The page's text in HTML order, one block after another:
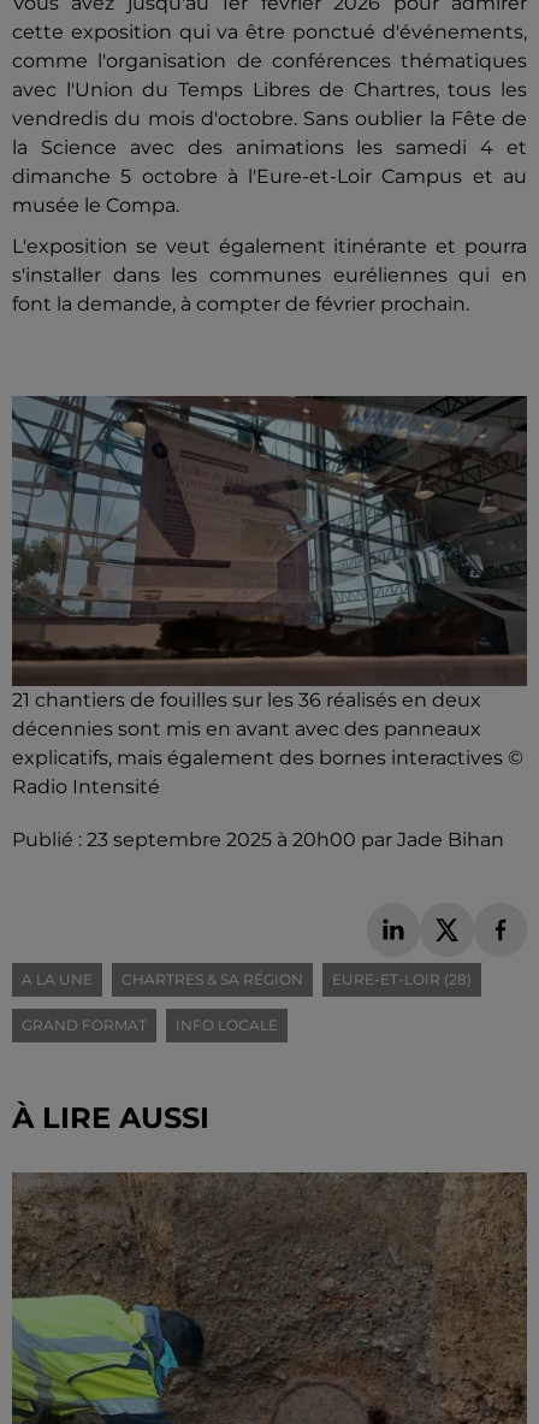
cette exposition qui va être ponctué d'événements,
comme l'organisation de conférences thématiques
avec l'Union du Temps Libres de Chartres, tous les
vendredis du mois d'octobre. Sans oublier la Fête de
la Science avec des animations les samedi 4 et
dimanche 5 octobre à l'Eure-et-Loir Campus et au
musée le Compa.
L'exposition se veut également itinérante et pourra
s'installer dans les communes euréliennes qui en
font la demande, à compter de février prochain.
21 chantiers de fouilles sur les 36 réalisés en deux
décennies sont mis en avant avec des panneaux
explicatifs, mais également des bornes interactives ©
Radio Intensité
Publié : 23 septembre 2025 à 20h00 par Jade Bihan
A LA UNE CHARTRES & SA RÉGION EURE-ET-LOIR (28)
GRAND FORMAT INFO LOCALE
À LIRE AUSSI